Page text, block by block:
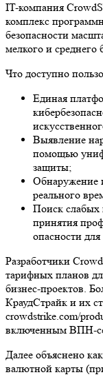
IT-компания
комплекс
безопасности
мелкого и среднего
Что доступно
Единая
Выявление
помощью
защиты;
Обнаружение
реального
Поиск слабых
принятия
опасности для
Разработчики
тарифных планов
бизнес-проектов.
КраудСтрайк и их
crowdstrike.com/
включенным ВПН-
Далее объяснено
валютной карты